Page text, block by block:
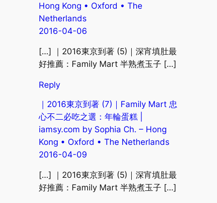
Hong Kong • Oxford • The
Netherlands
2016-04-06
[…] ｜2016東京到著 (5)｜深宵填肚最
好推薦：Family Mart 半熟煮玉子 […]
Reply
｜2016東京到著 (7)｜Family Mart 忠
心不二必吃之選：年輪蛋糕 |
iamsy.com by Sophia Ch. – Hong
Kong • Oxford • The Netherlands
2016-04-09
[…] ｜2016東京到著 (5)｜深宵填肚最
好推薦：Family Mart 半熟煮玉子 […]